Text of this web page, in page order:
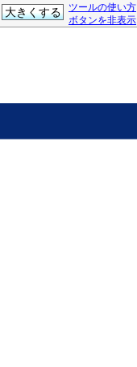
ツールの使い方
ボタンを非表示
大きくする